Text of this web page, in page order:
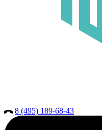
8 (495) 189-68-43